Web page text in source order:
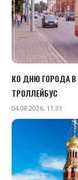
КО ДНЮ ГОРОДА
ТРОЛЛЕЙБУС
04.08.2026, 11:31